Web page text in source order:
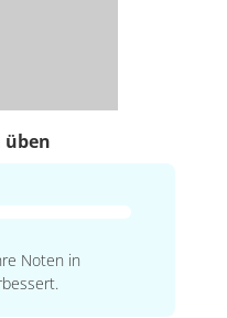
Noten in